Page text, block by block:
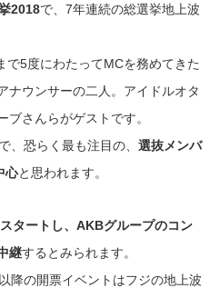
2018で、7年連続の総選挙地上波
5度にわたってMCを務めてきた
ナウンサーの二人。アイドルオタ
ブさんらがゲストです。
、恐らく最も注目の、 選抜メンバ
心と思われます。
タートし、AKBグループのコン
継するとみられます。
降の開票イベントはフジの地上波